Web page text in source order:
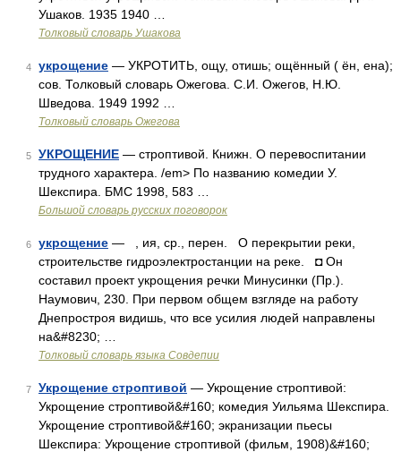
Ушаков. 1935 1940 …
Толковый словарь Ушакова
4 укрощение — УКРОТИТЬ, ощу, отишь; ощённый ( ён, ена);
сов. Толковый словарь Ожегова. С.И. Ожегов, Н.Ю.
Шведова. 1949 1992 …
Толковый словарь Ожегова
5 УКРОЩЕНИЕ — строптивой. Книжн. О перевоспитании
трудного характера. /em> По названию комедии У.
Шекспира. БМС 1998, 583 …
Большой словарь русских поговорок
6 укрощение — , ия, ср., перен. О перекрытии реки,
строительстве гидроэлектростанции на реке. ◘ Он
составил проект укрощения речки Минусинки (Пр.).
Наумович, 230. При первом общем взгляде на работу
Днепростроя видишь, что все усилия людей направлены
на&#8230; …
Толковый словарь языка Совдепии
7 Укрощение строптивой — Укрощение строптивой:
Укрощение строптивой&#160; комедия Уильяма Шекспира.
Укрощение строптивой&#160; экранизации пьесы
Шекспира: Укрощение строптивой (фильм, 1908)&#160;